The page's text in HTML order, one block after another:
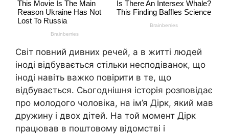
Світ повний дивних речей, а в житті людей
іноді відбувається стільки несподіванок, що
іноді навіть важко повірити в те, що
відбувається. Сьогоднішня історія розповідає
про молодого чоловіка, на ім’я Дірк, який мав
дружину і двох дітей. На той момент Дірк
працював в поштовому відомстві і